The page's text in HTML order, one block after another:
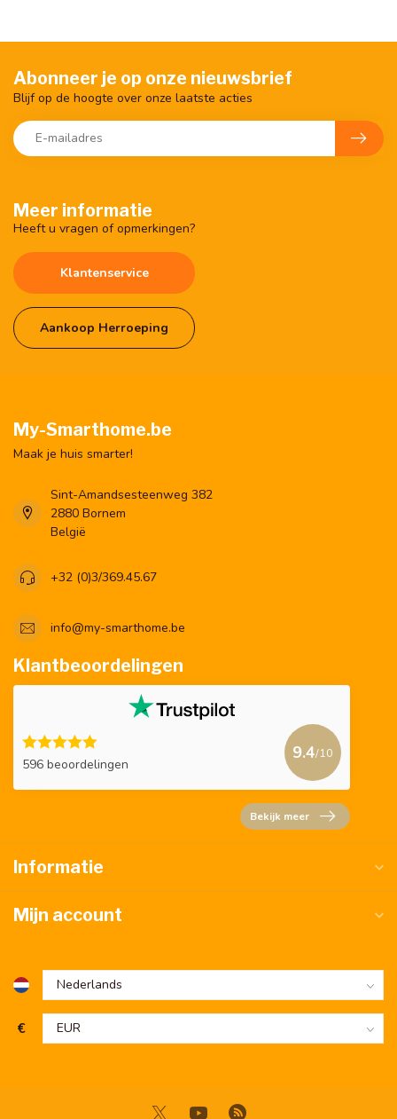
Meer informatie
Heeft u vragen of opmerkingen?
Klantenservice
Aankoop Herroeping
Abonneer je op onze nieuwsbrief
Blijf op de hoogte over onze laatste acties
My-Smarthome.be
Maak je huis smarter!
Sint-Amandsesteenweg 382
2880 Bornem
België
+32 (0)3/369.45.67
info@my-smarthome.be
Klantbeoordelingen
596 beoordelingen
9.4/10
Bekijk meer
Informatie
Mijn account
€